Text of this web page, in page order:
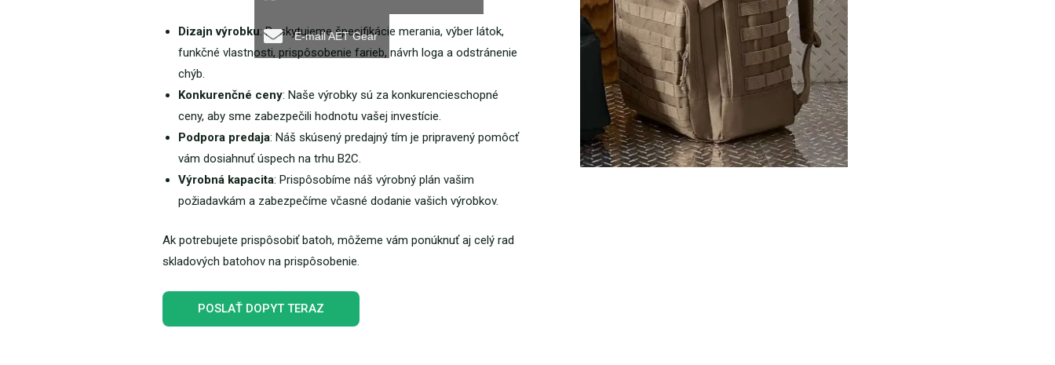
Dizajn výrobku: Poskytujeme špecifikácie merania, výber látok,
funkčné vlastnosti, prispôsobenie farieb, návrh loga a odstránenie
chýb.
Konkurenčné ceny: Naše výrobky sú za konkurencieschopné
ceny, aby sme zabezpečili hodnotu vašej investície.
Podpora predaja: Náš skúsený predajný tím je pripravený pomôcť
vám dosiahnuť úspech na trhu B2C.
Výrobná kapacita: Prispôsobíme náš výrobný plán vašim
požiadavkám a zabezpečíme včasné dodanie vašich výrobkov.
Ak potrebujete prispôsobiť batoh, môžeme vám ponúknuť aj celý rad
skladových batohov na prispôsobenie.
POSLAŤ DOPYT TERAZ
E-mail AET Gear